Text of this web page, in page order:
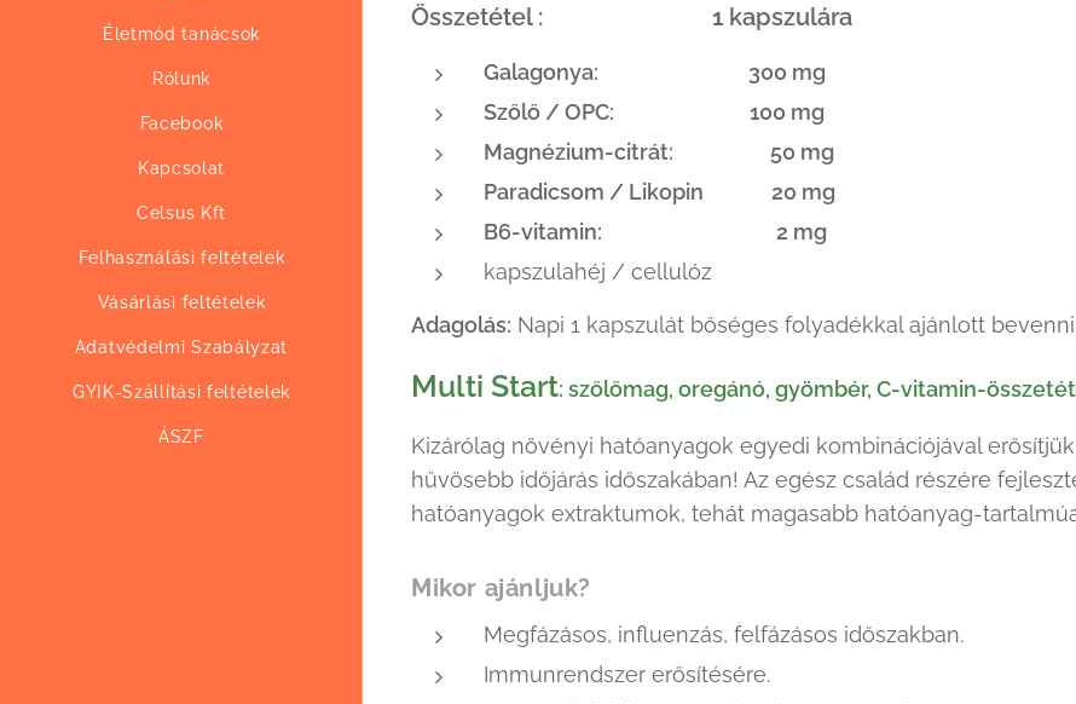
Életmód tanácsok
Rólunk
Facebook
Kapcsolat
Celsus Kft
Felhasználási feltételek
Vásárlási feltételek
Adatvédelmi Szabályzat
GYIK-Szállítási feltételek
ÁSZF
Összetétel : 1 kapszulára
Galagonya: 300 mg
Szőlő / OPC: 100 mg
Magnézium-citrát: 50 mg
Paradicsom / Likopin 20 mg
B6-vitamin: 2 mg
kapszulahéj / cellulóz
Adagolás: Napi 1 kapszulát bőséges folyadékkal ajánlott
Multi Start: szőlőmag, oregánó, gyömbér, C-vitamin-
Kizárólag növényi hatóanyagok egyedi kombinációjával
hűvösebb időjárás időszakában! Az egész család részére
hatóanyagok extraktumok, tehát magasabb hatóanyag-
Mikor ajánljuk?
Megfázásos, influenzás, felfázásos időszakban.
Immunrendszer erősítésére.